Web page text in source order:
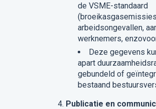
de VSME-standaard
arbeidsongevallen,
werknemers,
Deze gegevens
apart
gebundeld of
bestaand
Publicatie en